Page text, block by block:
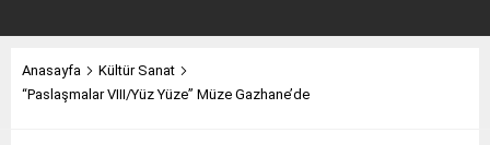
Anasayfa
Kültür Sanat
“Paslaşmalar VIII/Yüz Yüze” Müze Gazhane’de